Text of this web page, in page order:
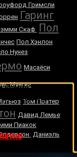
Гримсли
Гаринг
Скаф
Пол
Пол Хэнлон
Нунез
Масаёси
Мунгиа
Том Пратер
Давид Лемье
Пиакок
Даниэль
спорте?
1Sports—
виды спорта